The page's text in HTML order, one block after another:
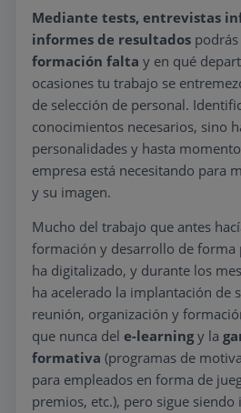
Mediante tests, entrevistas
informes de resultados
formación falta y en qué
ocasiones tu trabajo se
de selección de personal.
conocimientos necesarios, sino
personalidades y hasta
empresa está necesitando para
y su imagen.
Mucho del trabajo que antes
formación y desarrollo de forma
ha digitalizado, y durante los
ha acelerado la implantación de
reunión, organización y
que nunca del e-learningy la
formativa (programas de
para empleados en forma de
premios, etc.), pero sigue